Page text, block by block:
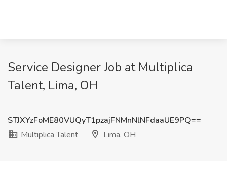
Service Designer Job at Multiplica
Talent, Lima, OH
STJXYzFoME80VUQyT1pzajFNMnNlNFdaaUE9PQ==
Multiplica Talent
Lima, OH